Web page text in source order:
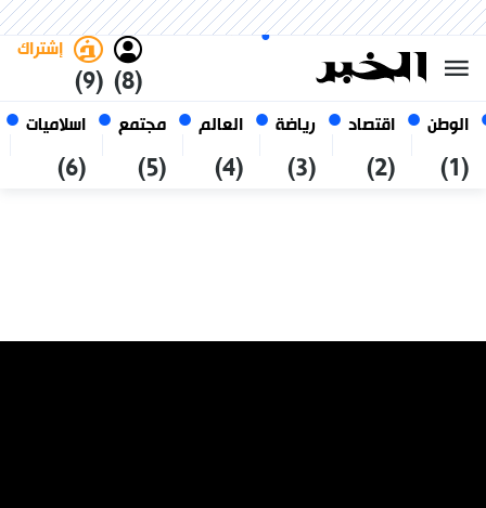
الوطن
(1)
اقتصاد
(2)
رياضة
(3)
العالم
(4)
مجتمع
(5)
اسلاميات
(6)
(8)
إشتراك
(9)
07 أغسطس 2026
الجزائر